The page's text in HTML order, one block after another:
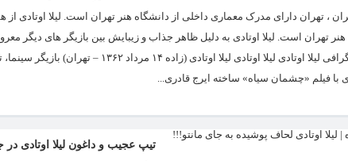
۱۴ مرداد ۱۳۶۲ در محله شمیران ، تهران دارای مدرک معماری داخلی از دانشگاه هنر تهران
بازیگر های کم حاشیۀ فضای مجازی است. بیوگرافی لیلا
با فیلم «چشمان سیاه» ساخته ایرج قادری...
تیپ عجیب و داغون لیلا اوتادی در